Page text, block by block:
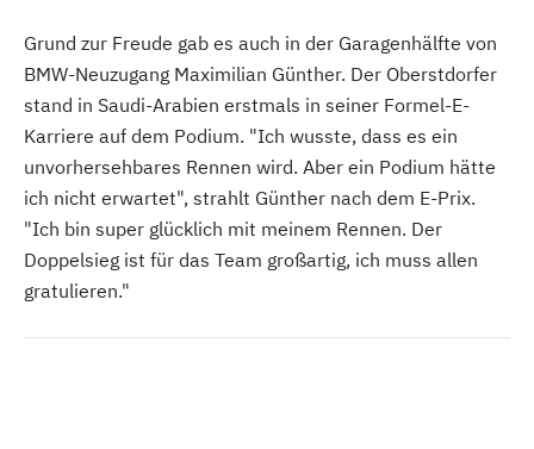
Grund zur Freude gab es auch in der Garagenhälfte von
BMW-Neuzugang Maximilian Günther. Der Oberstdorfer
stand in Saudi-Arabien erstmals in seiner Formel-E-
Karriere auf dem Podium. "Ich wusste, dass es ein
unvorhersehbares Rennen wird. Aber ein Podium hätte
ich nicht erwartet", strahlt Günther nach dem E-Prix.
"Ich bin super glücklich mit meinem Rennen. Der
Doppelsieg ist für das Team großartig, ich muss allen
gratulieren."